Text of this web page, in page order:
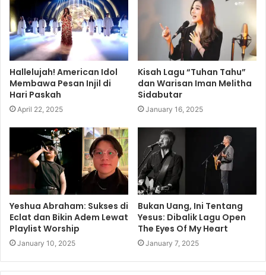
Hallelujah! American Idol
Membawa Pesan Injil di
Hari Paskah
April 22, 2025
Kisah Lagu “Tuhan Tahu”
dan Warisan Iman Melitha
Sidabutar
January 16, 2025
Yeshua Abraham: Sukses di
Eclat dan Bikin Adem Lewat
Playlist Worship
January 10, 2025
Bukan Uang, Ini Tentang
Yesus: Dibalik Lagu Open
The Eyes Of My Heart
January 7, 2025